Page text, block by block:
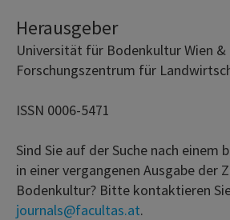
Herausgeber
Universität für Bodenkultur Wien
Forschungszentrum für
ISSN 0006-5471
Sind Sie auf der Suche nach
in einer vergangenen Ausgabe der
Bodenkultur? Bitte kontaktieren
journals@facultas.at.